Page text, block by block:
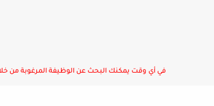
في أي وقت يمكنك البحث عن الوظيفة المرغوبة من